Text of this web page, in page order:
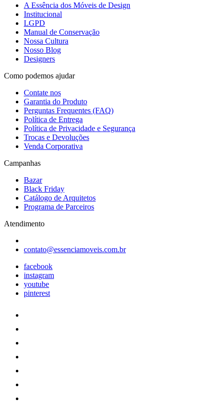
A Essência dos Móveis de Design
Institucional
LGPD
Manual de Conservação
Nossa Cultura
Nosso Blog
Designers
Como podemos ajudar
Contate nos
Garantia do Produto
Perguntas Frequentes (FAQ)
Política de Entrega
Política de Privacidade e Segurança
Trocas e Devoluções
Venda Corporativa
Campanhas
Bazar
Black Friday
Catálogo de Arquitetos
Programa de Parceiros
Atendimento
contato@essenciamoveis.com.br
facebook
instagram
youtube
pinterest